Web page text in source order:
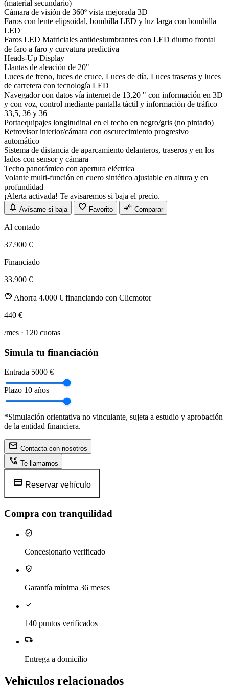
(material secundario)
Cámara de visión de 360º vista mejorada 3D
Faros con lente elipsoidal, bombilla LED y luz larga con bombilla
LED
Faros LED Matriciales antideslumbrantes con LED diurno frontal
de faro a faro y curvatura predictiva
Heads-Up Display
Llantas de aleación de 20"
Luces de freno, luces de cruce, Luces de día, Luces traseras y luces
de carretera con tecnología LED
Navegador con datos vía internet de 13,20 " con información en 3D
y con voz, control mediante pantalla táctil y información de tráfico
33,5, 36 y 36
Portaequipajes longitudinal en el techo en negro/gris (no pintado)
Retrovisor interior/cámara con oscurecimiento progresivo
automático
Sistema de distancia de aparcamiento delanteros, traseros y en los
lados con sensor y cámara
Techo panorámico con apertura eléctrica
Volante multi-función en cuero sintético ajustable en altura y en
profundidad
¡Alerta activada! Te avisaremos si baja el precio.
notifications Avísame si baja favorite Favorito compare_arrows Comparar
Al contado
37.900 €
Financiado
33.900 €
savings Ahorra 4.000 € financiando con Clicmotor
440 €
/mes · 120 cuotas
Simula tu financiación
Entrada 5000 €
Plazo 10 años
*Simulación orientativa no vinculante, sujeta a estudio y aprobación
de la entidad financiera.
mail Contacta con nosotros
phone_callback Te llamamos
credit_card Reservar vehículo
Compra con tranquilidad
verified
Concesionario verificado
verified_user
Garantía mínima 36 meses
check
140 puntos verificados
local_shipping
Entrega a domicilio
Vehículos relacionados